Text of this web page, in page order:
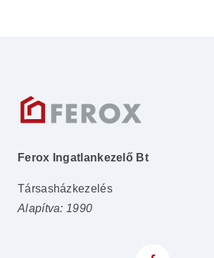
Ferox Ingatlankezelő Bt
Társasházkezelés
Alapítva: 1990